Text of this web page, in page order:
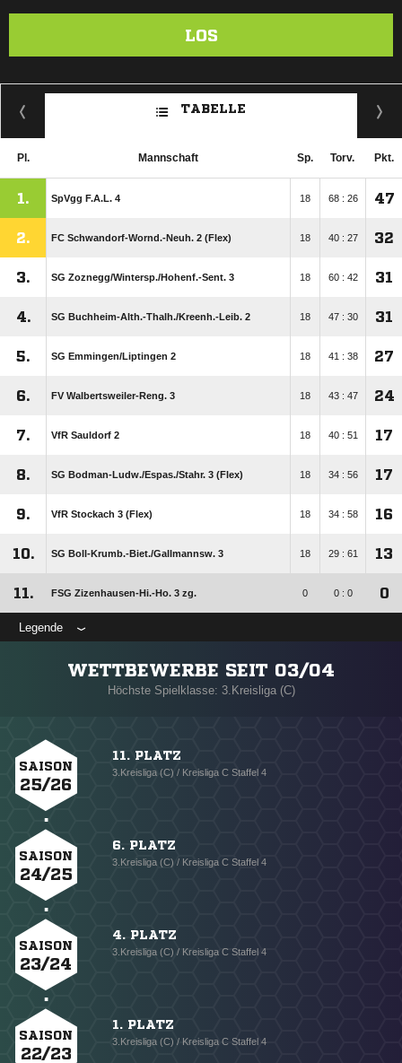
LOS
TABELLE
Pl. Mannschaft Sp. Torv. Pkt.
1. SpVgg F.A.L. 4 18 68 : 26 47
2. FC Schwandorf-Wornd.-Neuh. 2 (Flex) 18 40 : 27 32
3. SG Zoznegg/​Wintersp./​Hohenf.-Sent. 3 18 60 : 42 31
4. SG Buchheim-Alth.-Thalh./​Kreenh.-Leib. 2 18 47 : 30 31
5. SG Emmingen/​Liptingen 2 18 41 : 38 27
6. FV Walbertsweiler-Reng. 3 18 43 : 47 24
7. VfR Sauldorf 2 18 40 : 51 17
8. SG Bodman-Ludw./​Espas./​Stahr. 3 (Flex) 18 34 : 56 17
9. VfR Stockach 3 (Flex) 18 34 : 58 16
10. SG Boll-Krumb.-Biet./​Gallmannsw. 3 18 29 : 61 13
11. FSG Zizenhausen-Hi.-Ho. 3 zg. 0 0 : 0 0
Legende
WETTBEWERBE SEIT 03/04
Höchste Spielklasse: 3.Kreisliga (C)
SAISON
25/26
11. PLATZ
3.Kreisliga (C) / Kreisliga C Staffel 4
SAISON
24/25
6. PLATZ
3.Kreisliga (C) / Kreisliga C Staffel 4
SAISON
23/24
4. PLATZ
3.Kreisliga (C) / Kreisliga C Staffel 4
SAISON
22/23
1. PLATZ
3.Kreisliga (C) / Kreisliga C Staffel 4